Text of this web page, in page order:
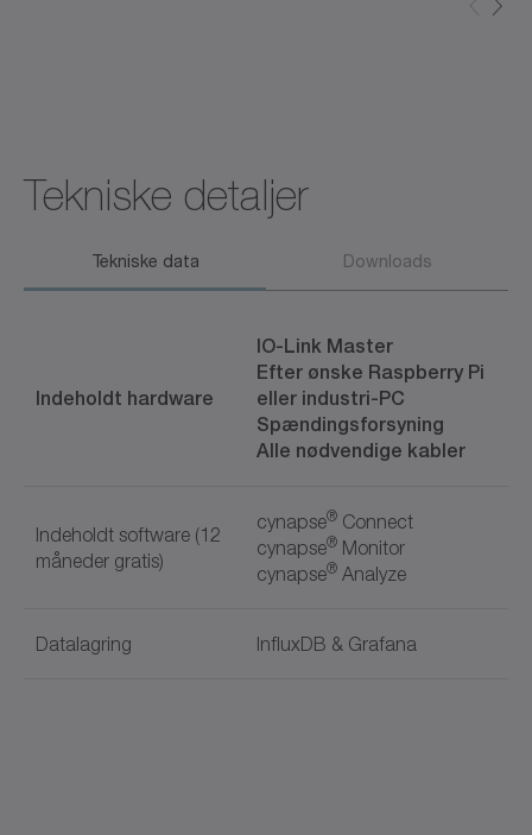
Tekniske detaljer
Tekniske data Downloads
Indeholdt hardware
IO-Link Master
Efter ønske Raspberry Pi
eller industri-PC
Spændingsforsyning
Alle nødvendige kabler
Indeholdt software (12
måneder gratis)
cynapse® Connect
cynapse® Monitor
cynapse® Analyze
Datalagring InfluxDB & Grafana